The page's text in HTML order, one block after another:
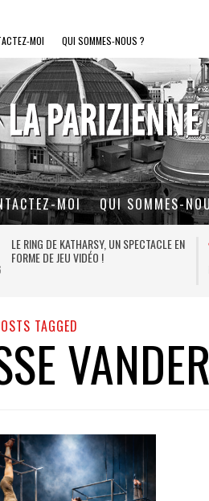
MOI QUI SOMMES-NOUS ?
MOI QUI SOMMES-
LE RING DE KATHARSY, UN SPECTACLE EN
FORME DE JEU VIDÉO !
TAGGED